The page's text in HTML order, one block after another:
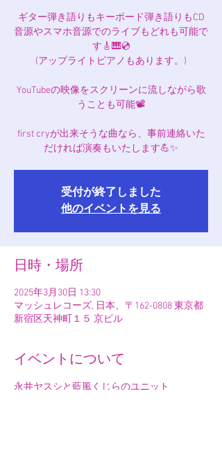
ギター弾き語りもキーボード弾き語りもCD
音源やスマホ音源でのライブもどれも可能で
す🎸🎹💿️
(アップライトピアノもあります。)
YouTubeの映像をスクリーンに流しながら歌
うことも可能📽️
first cryが出来そうな曲なら、事前連絡いた
だければ演奏もいたします💪✨
受付が終了しました
他のイベントを見る
日時・場所
2025年3月30日 13:30
マッシュレコーズ, 日本、〒162-0808 東京都
新宿区天神町１５ 京ビル
イベントについて
永井ヤスシと藍風くじらのユニット